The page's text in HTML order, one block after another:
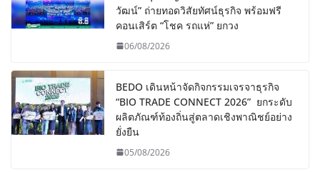
วัฒน์” ถ่ายทอดวิสัยทัศน์ธุรกิจ พร้อมฟรี
คอนเสิร์ต “โชค รถแห่” ยกวง
06/08/2026
BEDO เดินหน้าจัดกิจกรรมเจรจาธุรกิจ
“BIO TRADE CONNECT 2026” ยกระดับ
ผลิตภัณฑ์ท้องถิ่นสู่ตลาดเชิงพาณิชย์อย่าง
ยั่งยืน
05/08/2026